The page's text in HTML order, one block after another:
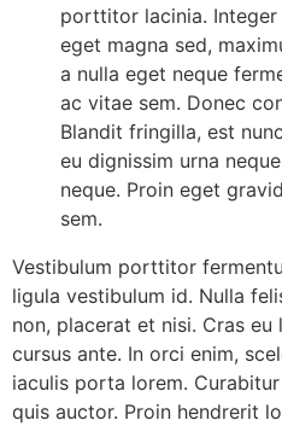
porttitor lacinia.
eget magna sed,
a nulla eget neque
ac vitae sem. Donec
Blandit fringilla, est
eu dignissim urna
neque. Proin eget
sem.
Vestibulum porttitor
ligula vestibulum id. Nulla
non, placerat et nisi. Cras
cursus ante. In orci enim,
iaculis porta lorem.
quis auctor. Proin hendrerit